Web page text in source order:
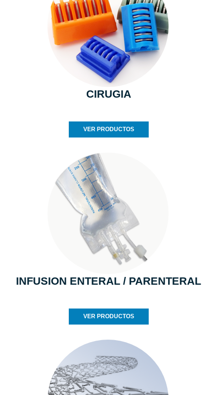
CIRUGIA
VER PRODUCTOS
INFUSION ENTERAL / PARENTERAL
VER PRODUCTOS